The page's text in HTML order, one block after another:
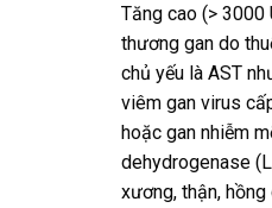
Tăng cao (>
thương gan do
chủ yếu là AST
viêm gan virus
hoặc gan nhiễm
dehydrogenase
xương, thận,